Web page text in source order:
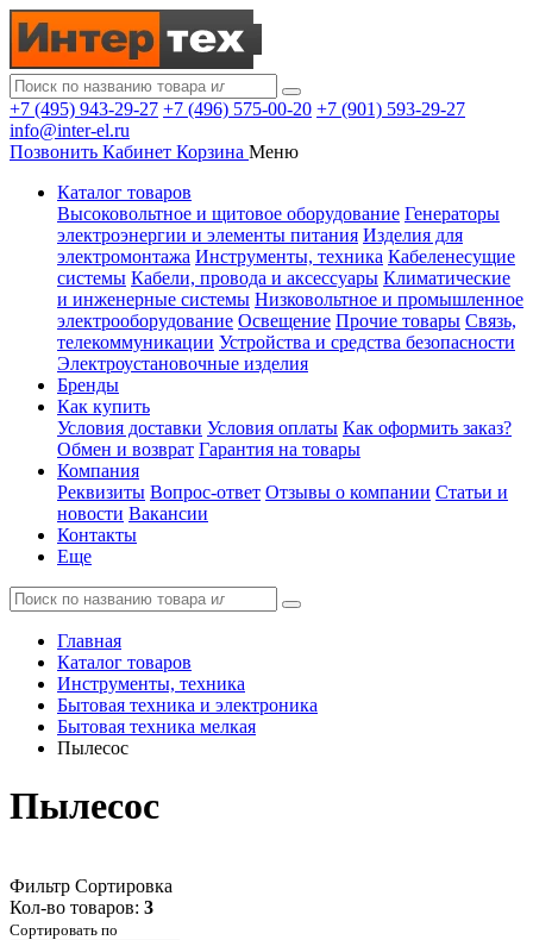
+7 (495) 943-29-27 +7 (496) 575-00-20 +7 (901) 593-29-27
info@inter-el.ru
Позвонить Кабинет Корзина Меню
Каталог товаров
Высоковольтное и щитовое оборудование Генераторы
электроэнергии и элементы питания Изделия для
электромонтажа Инструменты, техника Кабеленесущие
системы Кабели, провода и аксессуары Климатические
и инженерные системы Низковольтное и промышленное
электрооборудование Освещение Прочие товары Связь,
телекоммуникации Устройства и средства безопасности
Электроустановочные изделия
Бренды
Как купить
Условия доставки Условия оплаты Как оформить заказ?
Обмен и возврат Гарантия на товары
Компания
Реквизиты Вопрос-ответ Отзывы о компании Статьи и
новости Вакансии
Контакты
Еще
Главная
Каталог товаров
Инструменты, техника
Бытовая техника и электроника
Бытовая техника мелкая
Пылесос
Пылесос
Фильтр Сортировка
Кол-во товаров: 3
Сортировать по